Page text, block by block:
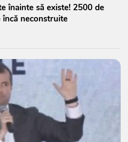
înainte să existe! 2500 de
neconstruite